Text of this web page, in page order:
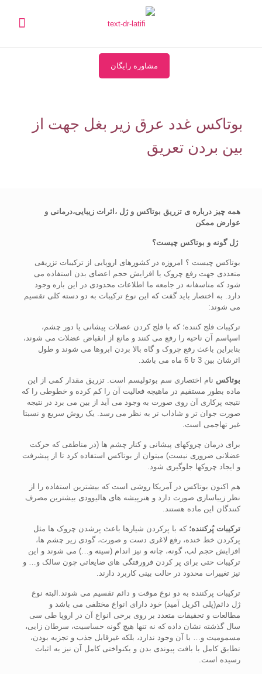
مشاوره رایگان
بوتاکس غدد عرق زیر بغل جهت از
بین بردن تعریق
همه چیز درباره ی تزریق بوتاکس و ژل ،اثرات زیبایی،درمانی و
عوارض ممکن
ژل گونه و بوتاکس چیست؟
بوتاکس چیست ؟ امروزه در کشورهای اروپایی از ترکیبات تزریقی
متعددی جهت رفع چروک یا افزایش حجم اعضای بدن استفاده می
شود که متاسفانه در جامعه ما اطلاعات محدودی در این باره وجود
دارد. به اختصار باید گفت که این نوع ترکیبات به دو دسته کلی تقسیم
می شوند:
ترکیبات فلج کننده؛ که با فلج کردن عضلات پیشانی یا دور چشم،
اسپاسم آن ناحیه را رفع می کنند و مانع از انقباض عضلات می شوند،
بنابراین باعث رفع چروک و گاه بالا بردن ابروها می شوند و طول
اثرشان بین 3 تا 6 ماه می باشد.
بوتاکس نام اختصاری سم بوتولیسم است. تزریق مقدار کمی از این
ماده بطور مستقیم در ماهیچه فعالیت آن را کم کرده و خطوطی را که
نتیجه پرکاری آن روی صورت به وجود می آید از بین می برد در نتیجه
صورت جوان تر و شاداب تر به نظر می رسد. یک روش سریع و نسبتا
غیر تهاجمی است.
برای درمان چروکهای پیشانی و کنار چشم ها (در مناطقی که حرکت
عضلانی ضروری نیست) میتوان از بوتاکس استفاده کرد تا از پیشرفت
و ایجاد چروکها جلوگیری شود.
هم اکنون بوتاکس در آمریکا روشی است که بیشترین استفاده را از
نظر زیباسازی صورت دارد و هنرپیشه های هالیوودی بیشترین مصرف
کنندگان این ماده هستند.
ترکیبات پُرکننده؛که با پرکردن شیارها باعث پرشدن چروک ها مثل
پرکردن خط خنده، رفع لاغری دست و صورت، گودی زیر چشم ها،
افزایش حجم لب، گونه، چانه و نیز اندام (سینه و…) می شوند و این
ترکیبات حتی برای پر کردن فرورفتگی های ضایعاتی چون سالک و… و
نیز تغییرات محدود در حالت بینی کاربرد دارند.
ترکیبات پرکننده به دو نوع موقت و دائم تقسیم می شوند.البته نوع
ژل دائم(پلی اکریل آمید) خود دارای انواع مختلفی می باشد و
مطالعات و تحقیقات متعدد بر روی برخی انواع آن در اروپا طی سی
سال گذشته نشان داده که نه تنها هیچ گونه حساسیت، سرطان زایی،
مسمومیت و… با آن وجود ندارد، بلکه غیرقابل جذب و تجزیه بودن،
تطابق کامل با بافت پیوندی بدن و یکنواختی کامل آن نیز به اثبات
رسیده است.